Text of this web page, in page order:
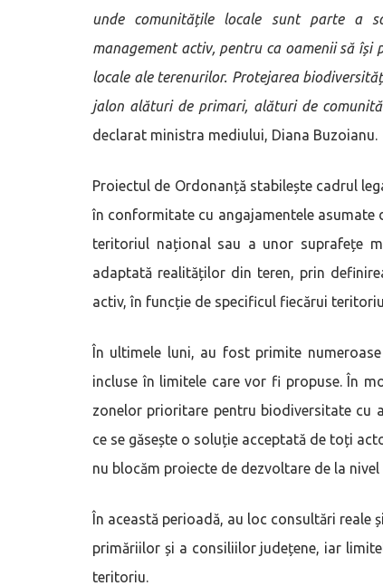
unde comunitățile locale sunt parte a
management activ, pentru ca oamenii să
locale ale terenurilor. Protejarea
jalon alături de primari, alături de
declarat ministra mediului, Diana Buzoianu.
Proiectul de Ordonanță stabilește cadrul
în conformitate cu angajamentele asumate
teritoriul național sau a unor suprafețe
adaptată realităților din teren, prin
activ, în funcție de specificul fiecărui
În ultimele luni, au fost primite
incluse în limitele care vor fi propuse. În
zonelor prioritare pentru biodiversitate cu
ce se găsește o soluție acceptată de toți
nu blocăm proiecte de dezvoltare de la nivel
În această perioadă, au loc consultări
primăriilor și a consiliilor județene, iar
teritoriu.